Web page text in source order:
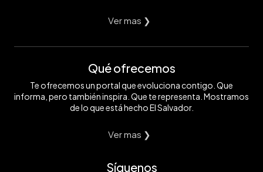
Ver mas ❯
Qué ofrecemos
Te ofrecemos un portal que evoluciona contigo. Que
informa, pero también inspira. Que te representa. Mostramos
de lo que está hecho El Salvador.
Ver mas ❯
Síguenos